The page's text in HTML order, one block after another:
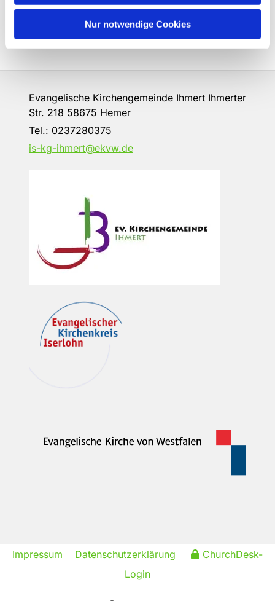
Nur notwendige Cookies
Evangelische Kirchengemeinde Ihmert Ihmerter
Str. 218 58675 Hemer
Tel.: 0237280375
is-kg-ihmert@ekvw.de
Impressum Datenschutzerklärung
ChurchDesk-
Login